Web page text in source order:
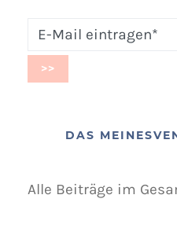
DAS
Alle Beiträge im